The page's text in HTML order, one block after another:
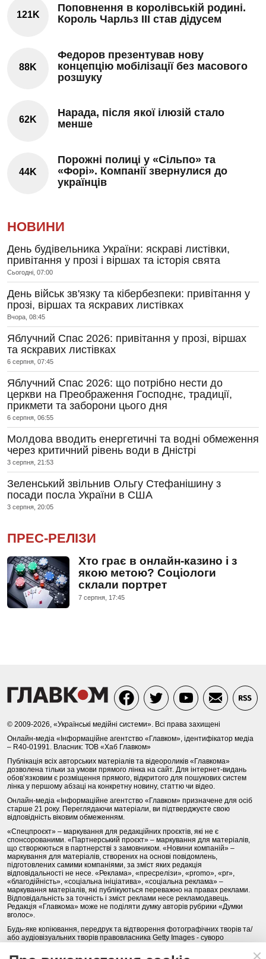
121K
Поповнення в королівській родині.
Король Чарльз III став дідусем
88K
Федоров презентував нову
концепцію мобілізації без масового
розшуку
62K
Нарада, після якої ілюзій стало
менше
44K
Порожні полиці у «Сільпо» та
«Форі». Компанії звернулися до
українців
НОВИНИ
День будівельника України: яскраві листівки,
привітання у прозі і віршах та історія свята
Сьогодні, 07:00
День військ зв'язку та кібербезпеки: привітання у
прозі, віршах та яскравих листівках
Вчора, 08:45
Яблучний Спас 2026: привітання у прозі, віршах
та яскравих листівках
6 серпня, 07:45
Яблучний Спас 2026: що потрібно нести до
церкви на Преображення Господнє, традиції,
прикмети та заборони цього дня
6 серпня, 06:55
Молдова вводить енергетичні та водні обмеження
через критичний рівень води в Дністрі
3 серпня, 21:53
Зеленський звільнив Ольгу Стефанішину з
посади посла України в США
3 серпня, 20:05
ПРЕС-РЕЛІЗИ
Хто грає в онлайн-казино і з
якою метою? Соціологи
склали портрет
7 серпня, 17:45
© 2009-2026, «Українські медійні системи». Всі права захищені
Онлайн-медіа «Інформаційне агентство «Главком», ідентифікатор медіа
– R40-01991. Власник: ТОВ «Хаб Главком»
Публікація всіх авторських матеріалів та відеороликів «Главкома»
дозволена тільки за умови прямого лінка на сайт. Для інтернет-видань
обов’язковим є розміщення прямого, відкритого для пошукових систем
лінка у першому абзаці на конкретну новину, статтю чи відео.
Онлайн-медіа «Інформаційне агентство «Главком» призначене для осіб
старше 21 року. Переглядаючи матеріали, ви підтверджуєте свою
відповідність віковим обмеженням.
«Спецпроєкт» – маркування для редакційних проєктів, які не є
спонсорованими. «Партнерський проєкт» – маркування для матеріалів,
що створюються в партнерстві з замовником. «Новини компаній» –
маркування для матеріалів, створених на основі повідомлень,
підготовлених самими компаніями, за зміст яких редакція
відповідальності не несе. «Реклама», «пресрелізи», «promo», «pr»,
«благодійність», «соціальна ініціатива», «соціальна реклама» –
маркування матеріалів, які публікуються переважно на правах реклами.
Відповідальність за точність і зміст реклами несе рекламодавець.
Редакція «Главкома» може не поділяти думку авторів рубрики «Думки
вголос».
Будь-яке копіювання, передрук та відтворення фотографічних творів та/
або аудіовізуальних творів правовласника Getty Images - суворо